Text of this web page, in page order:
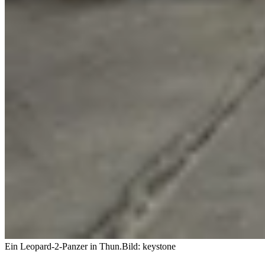
Ein Leopard-2-Panzer in Thun.Bild: keystone